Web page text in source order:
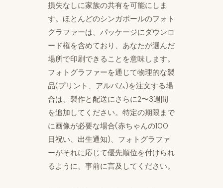
損失なしに家族の共有を可能にしま
す。ほとんどのシンガポールのフォト
グラファーは、パッケージにダウンロ
ード権を含めており、あなたが選んだ
場所で印刷できることを意味します。
フォトグラファーを通じて物理的な製
品(プリント、アルバム)を注文する場
合は、製作と配送にさらに2〜3週間
を追加してください。特定の期限まで
に画像が必要な場合(赤ちゃんの100
日祝い、出生通知)、フォトグラファ
ーがそれに応じて優先順位を付けられ
るように、事前に言及してください。